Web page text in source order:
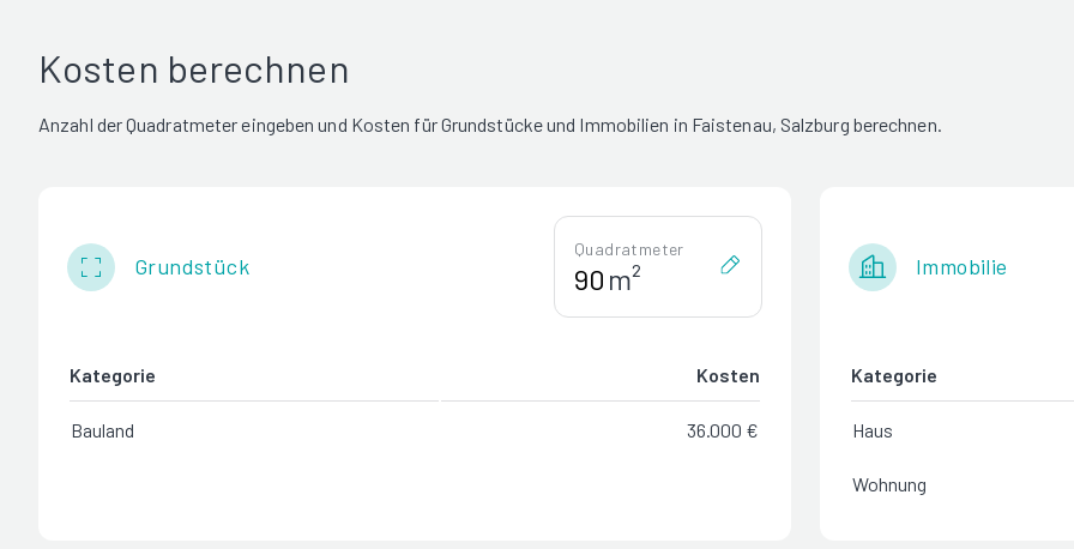
Kosten berechnen
Anzahl der Quadratmeter eingeben und Kosten für Grundstücke und Immobilien in Faistenau, Salzburg berechnen.
Grundstück
Quadratmeter
m²
Kategorie Kosten
Bauland 36.000 €
Immobilie
Kategorie
Haus
Wohnung